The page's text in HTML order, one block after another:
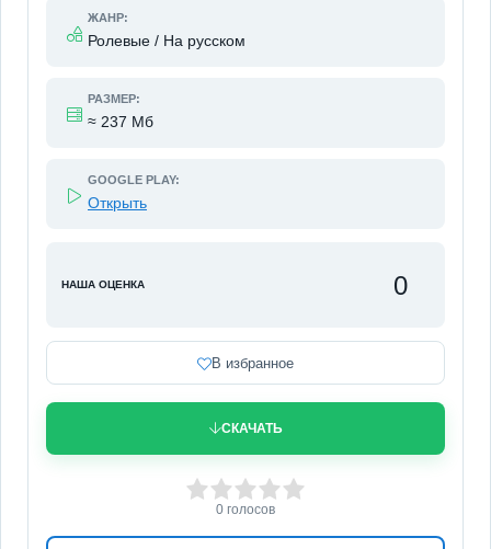
ЖАНР:
Ролевые / На русском
РАЗМЕР:
≈ 237 Мб
GOOGLE PLAY:
Открыть
НАША ОЦЕНКА 0
В избранное
СКАЧАТЬ
3 4 5
0 голосов